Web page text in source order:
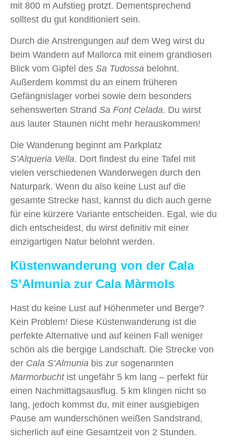
mit 800 m Aufstieg protzt. Dementsprechend
solltest du gut konditioniert sein.
Durch die Anstrengungen auf dem Weg wirst du
beim Wandern auf Mallorca mit einem grandiosen
Blick vom Gipfel des Sa Tudossa belohnt.
Außerdem kommst du an einem früheren
Gefängnislager vorbei sowie dem besonders
sehenswerten Strand Sa Font Celada. Du wirst
aus lauter Staunen nicht mehr herauskommen!
Die Wanderung beginnt am Parkplatz
S’Alqueria Vella. Dort findest du eine Tafel mit
vielen verschiedenen Wanderwegen durch den
Naturpark. Wenn du also keine Lust auf die
gesamte Strecke hast, kannst du dich auch gerne
für eine kürzere Variante entscheiden. Egal, wie du
dich entscheidest, du wirst definitiv mit einer
einzigartigen Natur belohnt werden.
Küstenwanderung von der Cala
S’Almunia zur Cala Màrmols
Hast du keine Lust auf Höhenmeter und Berge?
Kein Problem! Diese Küstenwanderung ist die
perfekte Alternative und auf keinen Fall weniger
schön als die bergige Landschaft. Die Strecke von
der Cala S’Almunia bis zur sogenannten
Marmorbuchtist ungefähr 5 km lang – perfekt für
einen Nachmittagsausflug. 5 km klingen nicht so
lang, jedoch kommst du, mit einer ausgiebigen
Pause am wunderschönen weißen Sandstrand,
sicherlich auf eine Gesamtzeit von 2 Stunden.